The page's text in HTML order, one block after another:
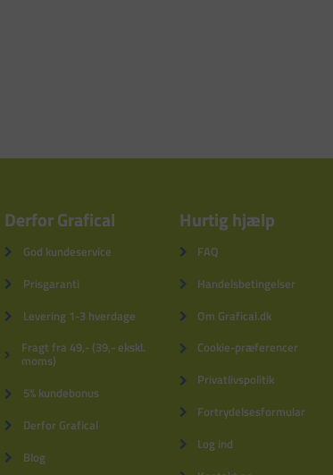
Derfor Grafical
God kundeservice
Prisgaranti
Levering 1-3 hverdage
Fragt fra 49,- (39,- ekskl.
moms)
5% kundebonus
Derfor Grafical
Blog
Hurtig hjælp
FAQ
Handelsbetingelser
Om Grafical.dk
Cookie-præferencer
Privatlivspolitik
Fortrydelsesformular
Log ind